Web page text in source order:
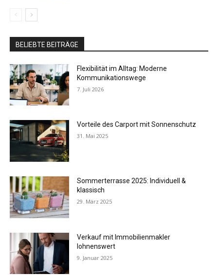
BELIEBTE BEITRÄGE
Flexibilität im Alltag: Moderne
Kommunikationswege
7. Juli 2026
Vorteile des Carport mit Sonnenschutz
31. Mai 2025
Sommerterrasse 2025: Individuell &
klassisch
29. März 2025
Verkauf mit Immobilienmakler
lohnenswert
9. Januar 2025